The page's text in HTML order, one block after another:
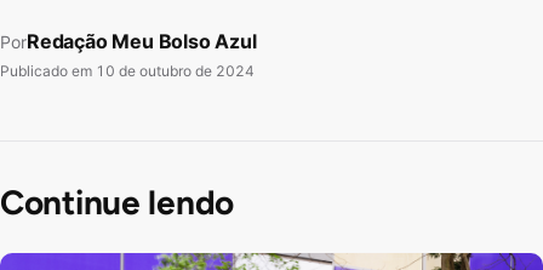
PorRedação Meu Bolso Azul
Publicado em 10 de outubro de 2024
Continue lendo